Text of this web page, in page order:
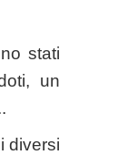
stati
un
diversi